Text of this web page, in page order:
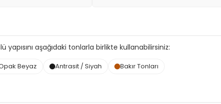
yapısını aşağıdaki tonlarla birlikte kullanabilirsiniz:
Beyaz Antrasit / Siyah Bakır Tonları